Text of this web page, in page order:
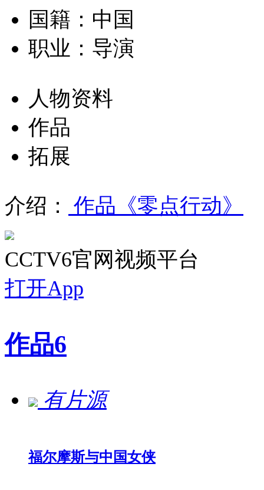
国籍：中国
职业：导演
人物资料
作品
拓展
介绍： 作品《零点行动》
CCTV6官网视频平台
打开App
作品6
有片源
福尔摩斯与中国女侠